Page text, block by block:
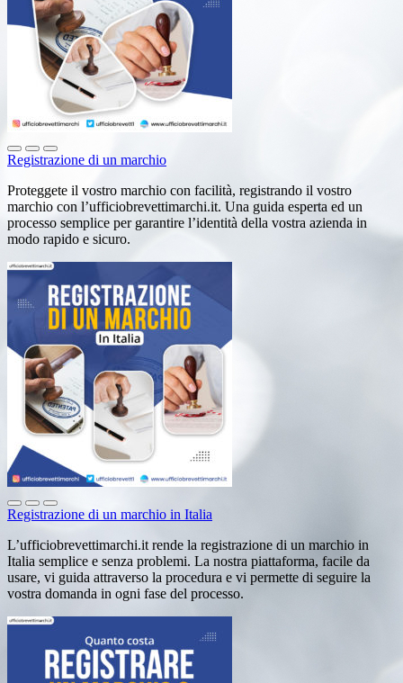
Registrazione di un marchio
Proteggete il vostro marchio con facilità, registrando il vostro
marchio con l’ufficiobrevettimarchi.it. Una guida esperta ed un
processo semplice per garantire l’identità della vostra azienda in
modo rapido e sicuro.
Registrazione di un marchio in Italia
L’ufficiobrevettimarchi.it rende la registrazione di un marchio in
Italia semplice e senza problemi. La nostra piattaforma, facile da
usare, vi guida attraverso la procedura e vi permette di seguire la
vostra domanda in ogni fase del processo.